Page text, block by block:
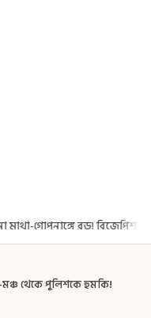
অসমে নাবালিকার নৃশংস
মঞ্চ থেকে পুলিশকে হুমকি!